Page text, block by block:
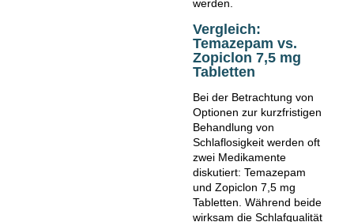
werden.
Vergleich:
Temazepam vs.
Zopiclon 7,5 mg
Tabletten
Bei der Betrachtung von
Optionen zur kurzfristigen
Behandlung von
Schlaflosigkeit werden oft
zwei Medikamente
diskutiert: Temazepam
und Zopiclon 7,5 mg
Tabletten. Während beide
wirksam die Schlafqualität